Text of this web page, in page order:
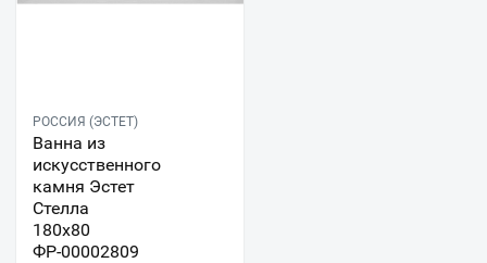
РОССИЯ (ЭСТЕТ)
Ванна из
искусственного
камня Эстет
Стелла
180x80
ФР-00002809